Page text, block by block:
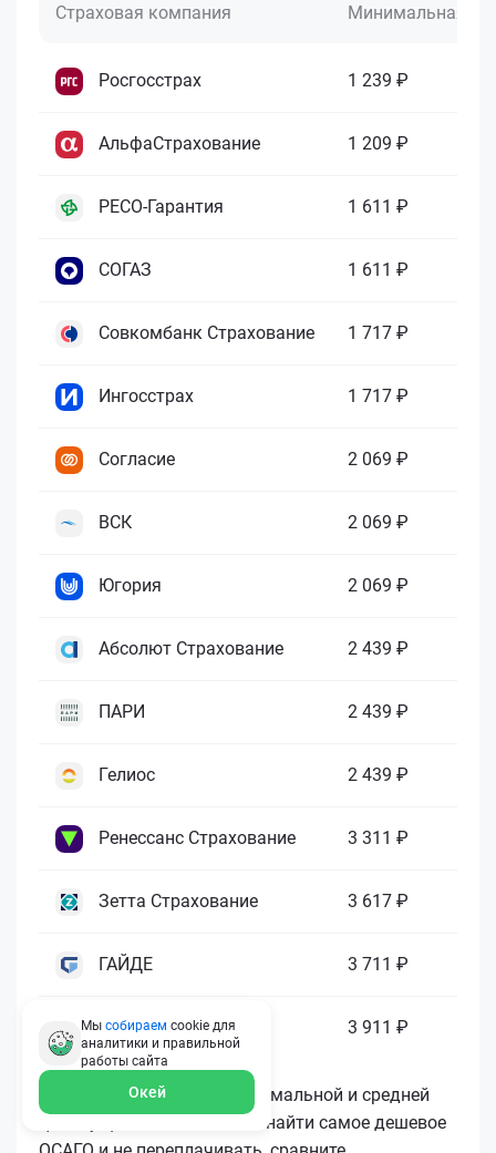
Страховая компания Минимальная
Росгосстрах 1 239 ₽
АльфаСтрахование 1 209 ₽
РЕСО-Гарантия 1 611 ₽
СОГАЗ 1 611 ₽
Совкомбанк Страхование 1 717 ₽
Ингосстрах 1 717 ₽
Согласие 2 069 ₽
ВСК 2 069 ₽
Югория 2 069 ₽
Абсолют Страхование 2 439 ₽
ПАРИ 2 439 ₽
Гелиос 2 439 ₽
Ренессанс Страхование 3 311 ₽
Зетта Страхование 3 617 ₽
ГАЙДЕ 3 711 ₽
МАКС 3 911 ₽
Как видите, разница в минимальной и средней
цене существенная. Чтобы найти самое дешевое
Мы собираем cookie для
аналитики и правильной
работы сайта
Окей